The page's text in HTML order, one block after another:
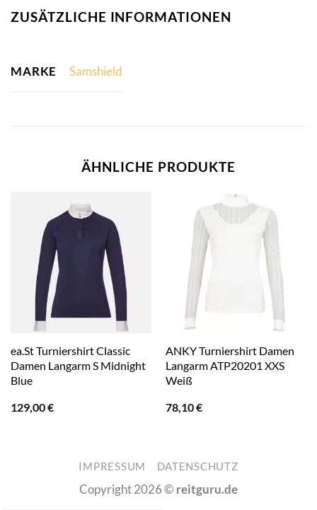
ZUSÄTZLICHE INFORMATIONEN
MARKE Samshield
ÄHNLICHE PRODUKTE
ea.St Turniershirt Classic
Damen Langarm S Midnight
Blue
129,00€
ANKY Turniershirt Damen
Langarm ATP20201 XXS
Weiß
78,10€
IMPRESSUM DATENSCHUTZ
Copyright 2026 © reitguru.de